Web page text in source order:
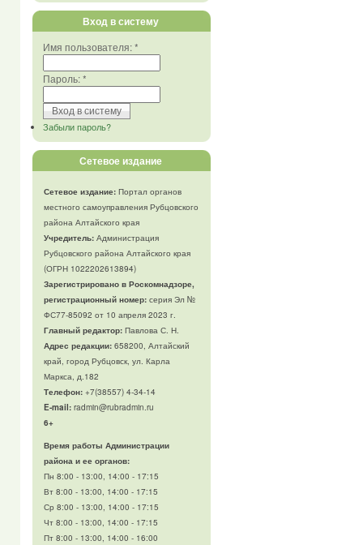
Вход в систему
Имя пользователя:*
Пароль:*
Забыли пароль?
Сетевое издание
Сетевое издание:Портал органов
местного самоуправления Рубцовского
района Алтайского края
Учредитель:Администрация
Рубцовского района Алтайского края
(ОГРН 1022202613894)
Зарегистрировано в Роскомнадзоре,
регистрационный номер:серия Эл №
ФС77-85092 от 10 апреля 2023 г.
Главный редактор:Павлова С. Н.
Адрес редакции:658200, Алтайский
край, город Рубцовск, ул. Карла
Маркса, д.182
Телефон:+7(38557) 4-34-14
E-mail:radmin@rubradmin.ru
6+
Время работы Администрации
района и ее органов:
Пн 8:00 - 13:00, 14:00 - 17:15
Вт 8:00 - 13:00, 14:00 - 17:15
Ср 8:00 - 13:00, 14:00 - 17:15
Чт 8:00 - 13:00, 14:00 - 17:15
Пт 8:00 - 13:00, 14:00 - 16:00